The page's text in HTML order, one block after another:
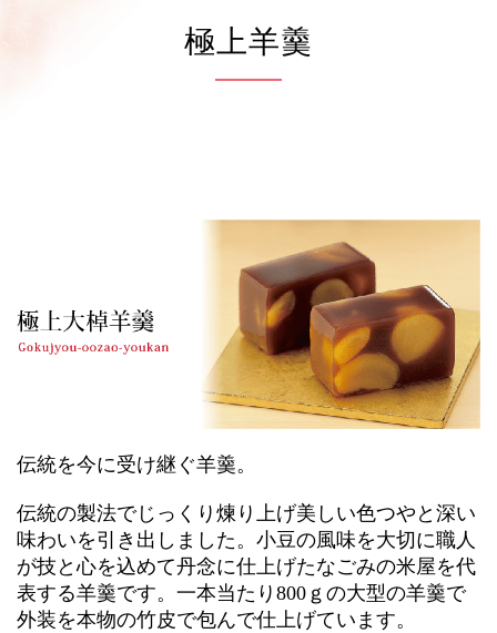
極上羊羹
伝統を今に受け継ぐ羊羹。
伝統の製法でじっくり煉り上げ美しい色つやと深い
味わいを引き出しました。小豆の風味を大切に職人
が技と心を込めて丹念に仕上げたなごみの米屋を代
表する羊羹です。一本当たり800ｇの大型の羊羹で
外装を本物の竹皮で包んで仕上げています。